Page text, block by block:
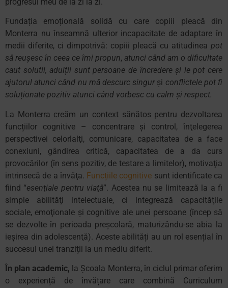
Fundația emoțională solidă cu care copiii pleacă din
Monterra nu înseamnă ulterior incapacitate de adaptare în
medii diferite, ci dimpotrivă: copiii pleacă cu atitudinea pot
să reușesc în ceea ce îmi propun, atunci când am o dificultate
caut solutii, adulții sunt persoane de încredere și le pot cere
ajutorul atunci când nu mă descurc singurși conflictele pot fi
soluționate pozitiv atunci când vorbesc cu calm și respect.
La Monterra creăm un context sănătos pentru dezvoltarea
funcțiilor cognitive – concentrare şi control, înţelegerea
perspectivei celorlalţi, comunicare, capacitatea de a face
conexiuni, gândirea critică, capacitatea de a da curs
provocărilor (în sens pozitiv, de testare a limitelor), motivaţia
intrinsecă de a învăţa. Funcțiile cognitive sunt identificate ca
fiind “esenţiale pentru viaţă”. Acestea nu se limitează la a fi
simple abilităţi intelectuale, ci integrează capacităţile
sociale, emoţionale şi cognitive ale unei persoane (încep să
se dezvolte în perioada preşcolară, maturizându-se abia la
ieşirea din adolescenţă). Aceste abilități au un rol esențial în
succesul unei tranziții la un mediu diferit.
În plan academic, la Școala Monterra, în ciclul primar oferim
o experiență de învățare care combină Curriculum